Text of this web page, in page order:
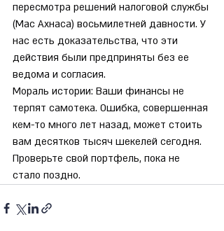
пересмотра решений налоговой службы
(Мас Ахнаса) восьмилетней давности. У
нас есть доказательства, что эти
действия были предприняты без ее
ведома и согласия.
Мораль истории: Ваши финансы не
терпят самотека. Ошибка, совершенная
кем-то много лет назад, может стоить
вам десятков тысяч шекелей сегодня.
Проверьте свой портфель, пока не
стало поздно.